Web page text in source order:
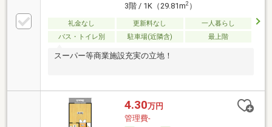
3階 / 1K（29.81m2）
礼金なし 更新料なし
一人暮らし
バス・トイレ別
駐車場(近隣含) 最上階
スーパー等商業施設充実の立地！
4.30万円
管理費-